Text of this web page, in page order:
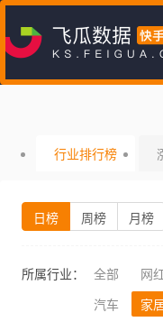
行业排行榜
日榜 周榜 月榜
所属行业： 全部 网
汽车
家